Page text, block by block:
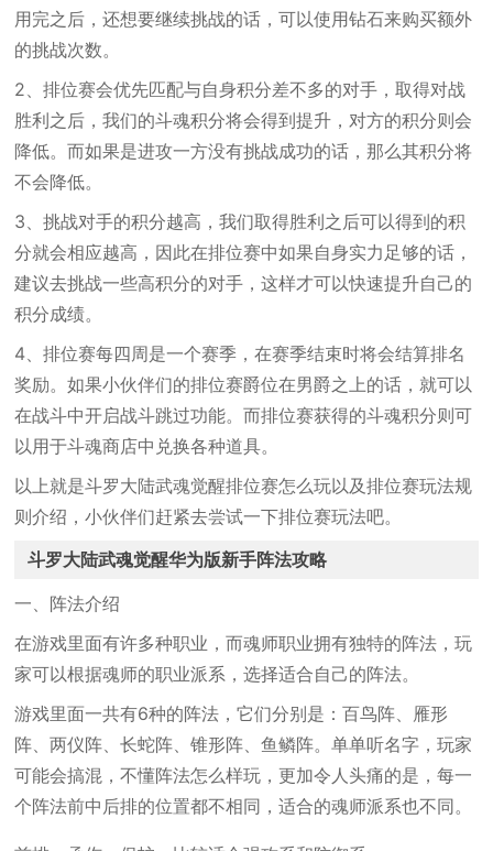
用完之后，还想要继续挑战的话，可以使用钻石来购买额外
的挑战次数。
2、排位赛会优先匹配与自身积分差不多的对手，取得对战
胜利之后，我们的斗魂积分将会得到提升，对方的积分则会
降低。而如果是进攻一方没有挑战成功的话，那么其积分将
不会降低。
3、挑战对手的积分越高，我们取得胜利之后可以得到的积
分就会相应越高，因此在排位赛中如果自身实力足够的话，
建议去挑战一些高积分的对手，这样才可以快速提升自己的
积分成绩。
4、排位赛每四周是一个赛季，在赛季结束时将会结算排名
奖励。如果小伙伴们的排位赛爵位在男爵之上的话，就可以
在战斗中开启战斗跳过功能。而排位赛获得的斗魂积分则可
以用于斗魂商店中兑换各种道具。
以上就是斗罗大陆武魂觉醒排位赛怎么玩以及排位赛玩法规
则介绍，小伙伴们赶紧去尝试一下排位赛玩法吧。
斗罗大陆武魂觉醒华为版新手阵法攻略
一、阵法介绍
在游戏里面有许多种职业，而魂师职业拥有独特的阵法，玩
家可以根据魂师的职业派系，选择适合自己的阵法。
游戏里面一共有6种的阵法，它们分别是：百鸟阵、雁形
阵、两仪阵、长蛇阵、锥形阵、鱼鳞阵。单单听名字，玩家
可能会搞混，不懂阵法怎么样玩，更加令人头痛的是，每一
个阵法前中后排的位置都不相同，适合的魂师派系也不同。